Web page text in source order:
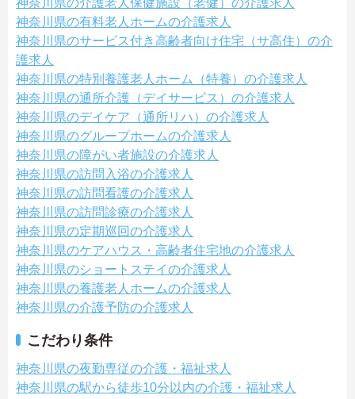
神奈川県の介護老人保健施設（老健）の介護求人
神奈川県の有料老人ホームの介護求人
神奈川県のサービス付き高齢者向け住宅（サ高住）の介
護求人
神奈川県の特別養護老人ホーム（特養）の介護求人
神奈川県の通所介護（デイサービス）の介護求人
神奈川県のデイケア（通所リハ）の介護求人
神奈川県のグループホームの介護求人
神奈川県の障がい者施設の介護求人
神奈川県の訪問入浴の介護求人
神奈川県の訪問看護の介護求人
神奈川県の訪問診療の介護求人
神奈川県の定期巡回の介護求人
神奈川県のケアハウス・高齢者住宅地の介護求人
神奈川県のショートステイの介護求人
神奈川県の養護老人ホームの介護求人
神奈川県の介護予防の介護求人
こだわり条件
神奈川県の夜勤専従の介護・福祉求人
神奈川県の駅から徒歩10分以内の介護・福祉求人